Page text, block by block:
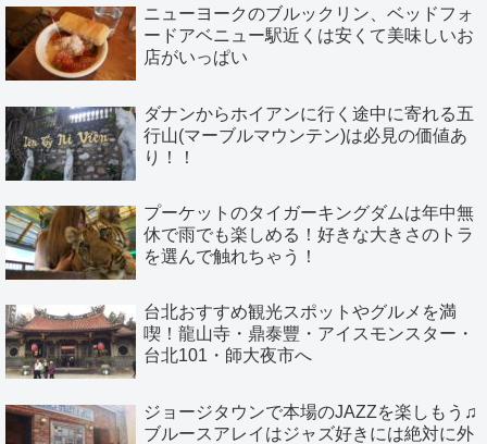
ニューヨークのブルックリン、ベッドフォ
ードアベニュー駅近くは安くて美味しいお
店がいっぱい
ダナンからホイアンに行く途中に寄れる五
行山(マーブルマウンテン)は必見の価値あ
り！！
プーケットのタイガーキングダムは年中無
休で雨でも楽しめる！好きな大きさのトラ
を選んで触れちゃう！
台北おすすめ観光スポットやグルメを満
喫！龍山寺・鼎泰豐・アイスモンスター・
台北101・師大夜市へ
ジョージタウンで本場のJAZZを楽しもう♫
ブルースアレイはジャズ好きには絶対に外